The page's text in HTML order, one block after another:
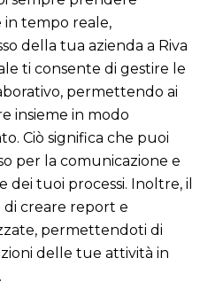
in tempo reale,
della tua azienda a Riva
ti consente di gestire le
permettendo ai
insieme in modo
Ciò significa che puoi
per la comunicazione e
dei tuoi processi. Inoltre, il
creare report e
permettendoti di
delle tue attività in